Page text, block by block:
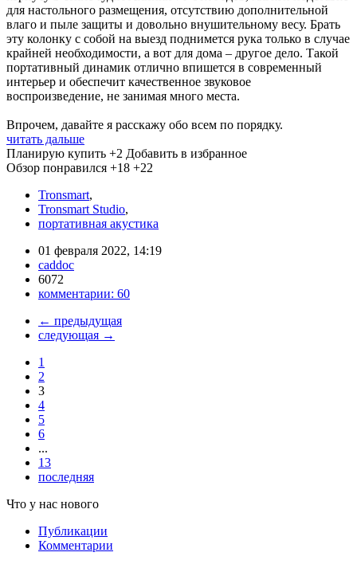
для настольного размещения, отсутствию дополнительной
влаго и пыле защиты и довольно внушительному весу. Брать
эту колонку с собой на выезд поднимется рука только в случае
крайней необходимости, а вот для дома – другое дело. Такой
портативный динамик отлично впишется в современный
интерьер и обеспечит качественное звуковое
воспроизведение, не занимая много места.
Впрочем, давайте я расскажу обо всем по порядку.
читать дальше
Планирую купить +2 Добавить в избранное
Обзор понравился +18 +22
Tronsmart,
Tronsmart Studio,
портативная акустика
01 февраля 2022, 14:19
caddoc
6072
комментарии: 60
← предыдущая
следующая →
1
2
3
4
5
6
...
13
последняя
Что у нас нового
Публикации
Комментарии